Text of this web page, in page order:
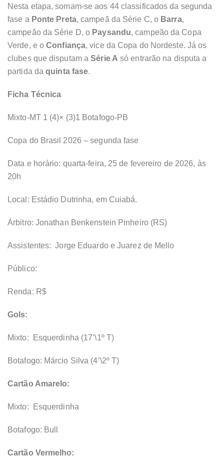
Nesta etapa, somam-se aos 44 classificados da segunda
fase a Ponte Preta, campeã da Série C, o Barra,
campeão da Série D, o Paysandu, campeão da Copa
Verde, e oConfiança, vice da Copa do Nordeste. Já os
clubes que disputam aSérie A só entrarão na disputa a
partida daquinta fase.
Ficha Técnica
Mixto-MT 1 (4)× (3)1 Botafogo-PB
Copa do Brasil 2026 – segunda fase
Data e horário: quarta-feira, 25 de fevereiro de 2026, às
20h
Local: Estádio Dutrinha, em Cuiabá.
Árbitro: Jonathan Benkenstein Pinheiro (RS)
Assistentes: Jorge Eduardo e Juarez de Mello
Público:
Renda: R$
Gols:
Mixto: Esquerdinha (17’\1º T)
Botafogo: Márcio Silva (4’\2º T)
Cartão Amarelo:
Mixto: Esquerdinha
Botafogo: Bull
Cartão Vermelho: